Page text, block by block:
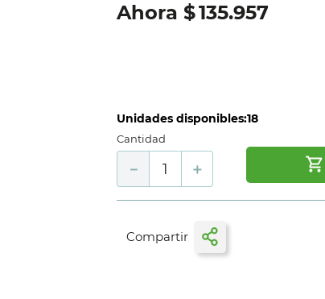
$135.957
Unidades disponibles:18
Cantidad
＋
－